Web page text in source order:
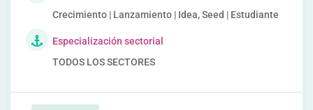
Crecimiento | Lanzamiento | Idea, Seed | Estudiante
Especialización sectorial
TODOS LOS SECTORES